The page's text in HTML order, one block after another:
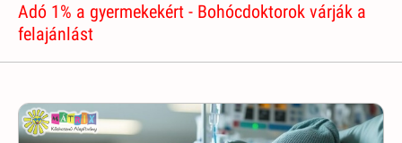
Adó 1% a gyermekekért - Bohócdoktorok várják a
felajánlást